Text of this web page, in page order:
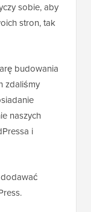
sobie, aby
stron, tak
budowania
zdaliśmy
naszych
i